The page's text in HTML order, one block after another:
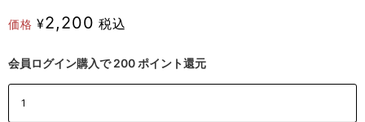
価格 ¥2,200 税込
会員ログイン購入で 200 ポイント還元